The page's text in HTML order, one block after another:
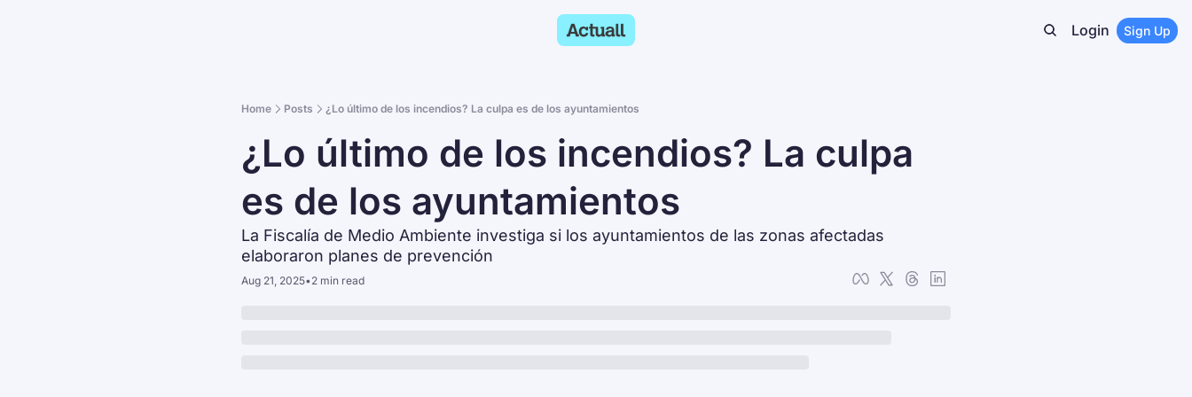
Login Sign Up
Home Posts ¿Lo último de los incendios? La culpa es de los ayuntamientos
¿Lo último de los incendios? La culpa
es de los ayuntamientos
La Fiscalía de Medio Ambiente investiga si los ayuntamientos de las zonas afectadas
elaboraron planes de prevención
Aug 21, 2025•2 min read